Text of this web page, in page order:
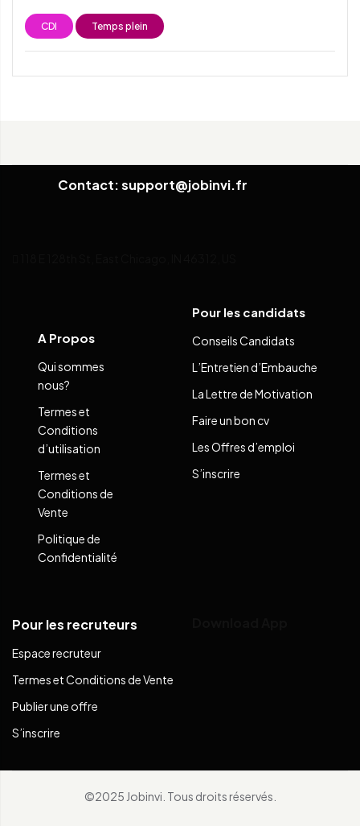
CDI Temps plein
Contact: support@jobinvi.fr
A Propos
Qui sommes
nous?
Termes et
Conditions
d’utilisation
Termes et
Conditions de
Vente
Politique de
Confidentialité
Pour les candidats
Conseils Candidats
L’Entretien d’Embauche
La Lettre de Motivation
Faire un bon cv
Les Offres d’emploi
S’inscrire
Pour les recruteurs
Espace recruteur
Termes et Conditions de Vente
Publier une offre
S’inscrire
©2025 Jobinvi. Tous droits réservés.